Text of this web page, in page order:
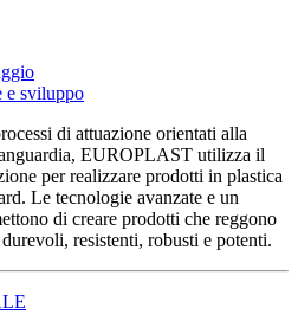
e sviluppo
di attuazione orientati alla
EUROPLAST utilizza il
per realizzare prodotti in plastica
Le tecnologie avanzate e un
di creare prodotti che reggono
resistenti, robusti e potenti.